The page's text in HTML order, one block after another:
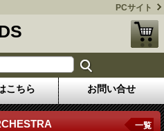
PCサイト
こちら お問い合せ
一覧